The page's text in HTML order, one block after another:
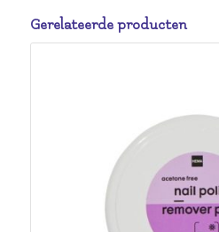
Gerelateerde producten